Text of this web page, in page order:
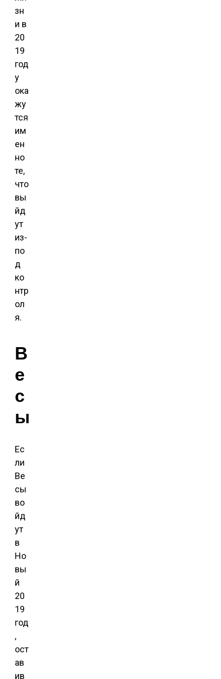
зн
и в
20
19
год
у
ока
жу
тся
им
ен
но
те,
что
вы
йд
ут
из-
по
д
ко
нтр
ол
я.
В
е
с
ы
Ес
ли
Ве
сы
во
йд
ут
в
Но
вы
й
20
19
год
,
ост
ав
ив